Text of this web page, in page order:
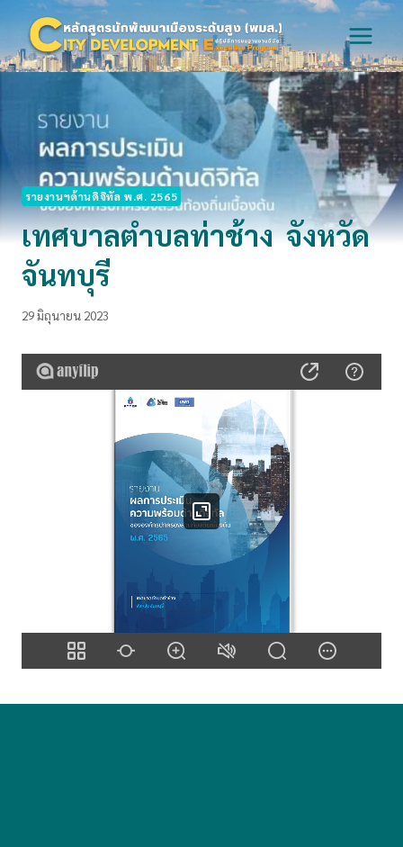
content
รายงานฯด้านดิจิทัล พ.ศ. 2565
เทศบาลตำบลท่าช้าง จังหวัด
จันทบุรี
29 มิถุนายน 2023